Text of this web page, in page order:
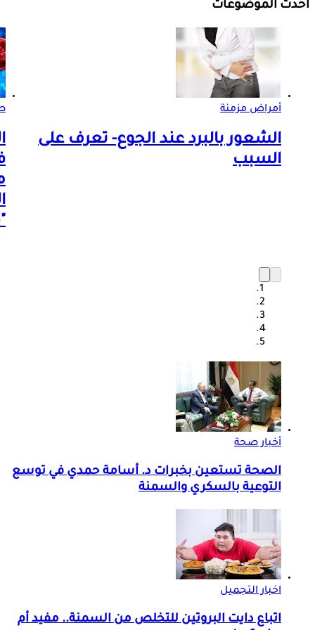
أحدث الموضوعات
أمراض مزمنة
الشعور بالبرد عند الجوع- تعرف على
السبب
أخبار صحة
الصحة تستعين بخبرات د. أسامة حمدي في توسع
التوعية بالسكري والسمنة
اخبار التجميل
اتباع دايت البروتين للتخلص من السمنة.. مفيد أم